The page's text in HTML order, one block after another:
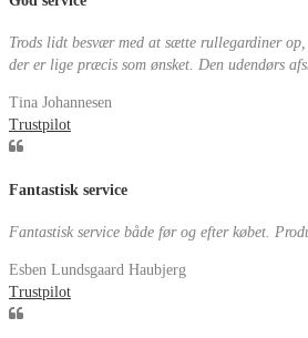
Trods lidt besvær med at sætte rullegardiner
der er lige præcis som ønsket. Den udendørs
Tina Johannesen
Trustpilot
Fantastisk service
Fantastisk service både før og efter købet.
Esben Lundsgaard Haubjerg
Trustpilot